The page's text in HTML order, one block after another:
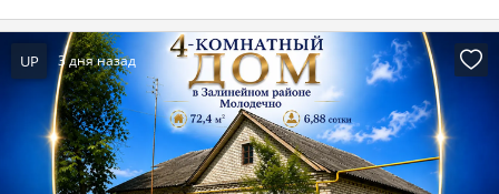
UP 3 дня назад